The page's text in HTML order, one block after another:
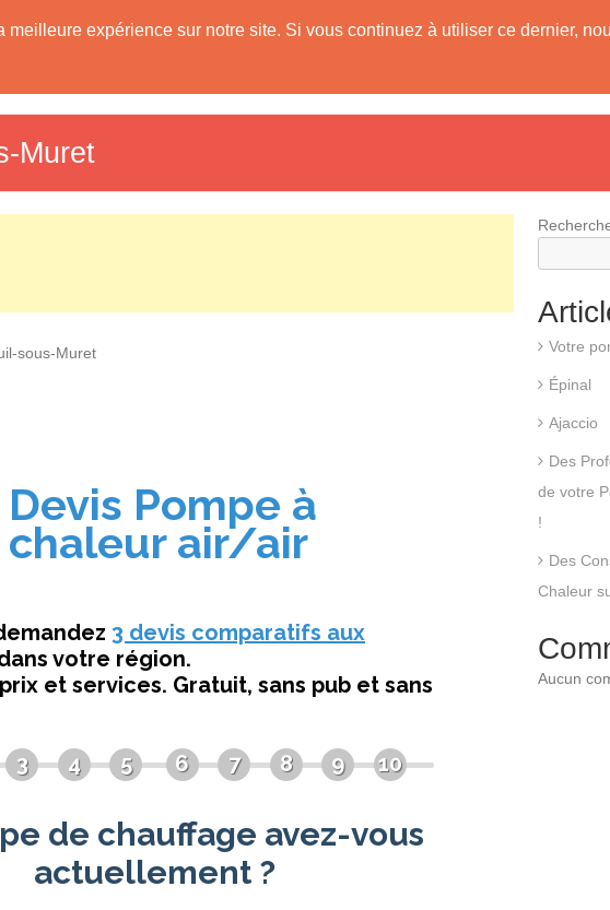
expérience sur notre site. Si vous continuez à utiliser ce dernier,
Chaleur
Muret
sous-Muret Votre
Épinal
Ajaccio
Des
de votre
!
Des
Chaleur
Aucun